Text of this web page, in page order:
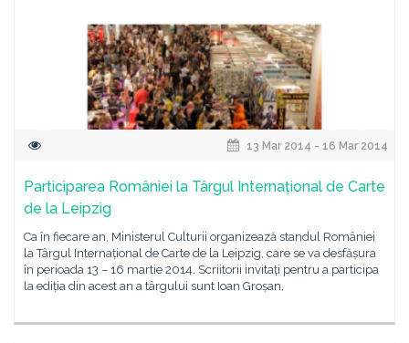
13 Mar 2014 - 16 Mar 2014
Participarea României la Târgul Internațional de Carte
de la Leipzig
Ca în fiecare an, Ministerul Culturii organizează standul României
la Târgul Internațional de Carte de la Leipzig, care se va desfășura
în perioada 13 – 16 martie 2014. Scriitorii invitați pentru a participa
la ediția din acest an a târgului sunt Ioan Groșan,